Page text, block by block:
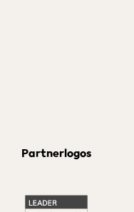
Partnerlogos